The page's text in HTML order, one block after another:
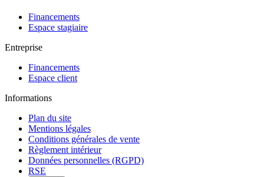
Financements
Espace stagiaire
Entreprise
Financements
Espace client
Informations
Plan du site
Mentions légales
Conditions générales de vente
Règlement intérieur
Données personnelles (RGPD)
RSE